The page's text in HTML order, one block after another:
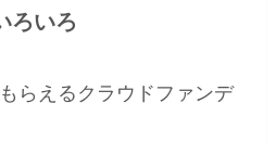
ろいろ
らえるクラウドファンデ